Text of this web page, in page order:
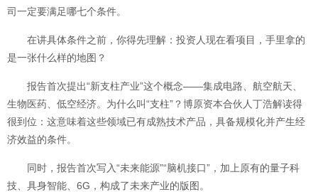
司一定要满足哪七个条件。
在讲具体条件之前，你得先理解：投资人现在看项目，手里拿的
是一张什么样的地图？
报告首次提出“新支柱产业”这个概念——集成电路、航空航天、
生物医药、低空经济。为什么叫“支柱”？博原资本合伙人丁浩解读得
很到位：这意味着这些领域已有成熟技术产品，具备规模化并产生经
济效益的条件。
同时，报告首次写入“未来能源”“脑机接口”，加上原有的量子科
技、具身智能、6G，构成了未来产业的版图。